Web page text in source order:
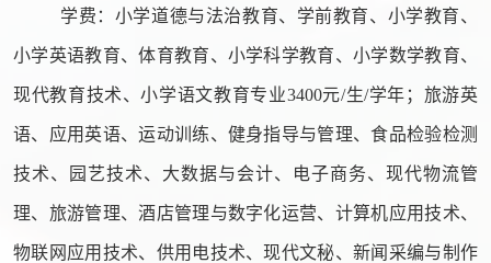
学费：小学道德与法治教育、学前教育、小学教育、
小学英语教育、体育教育、小学科学教育、小学数学教育、
现代教育技术、小学语文教育专业3400元/生/学年；旅游英
语、应用英语、运动训练、健身指导与管理、食品检验检测
技术、园艺技术、大数据与会计、电子商务、现代物流管
理、旅游管理、酒店管理与数字化运营、计算机应用技术、
物联网应用技术、供用电技术、现代文秘、新闻采编与制作